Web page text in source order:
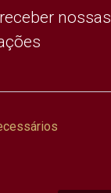
nossas